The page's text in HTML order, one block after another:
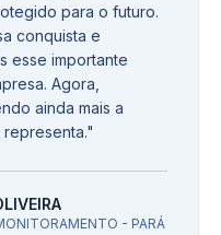
para o futuro.
conquista e
esse importante
Agora,
ainda mais a
"
- PARÁ